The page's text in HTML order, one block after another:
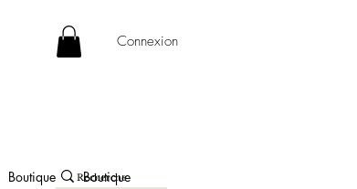
Connexion
Boutique Boutique